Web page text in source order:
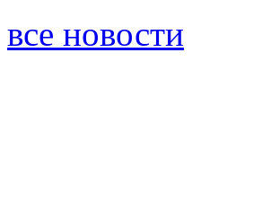
все новости